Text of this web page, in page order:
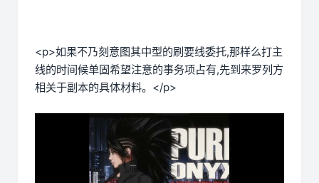
<p>如果不乃刻意图其中型的刷要线委托,那样么打主
线的时间候单固希望注意的事务项占有,先到来罗列方
相关于副本的具体材料。</p>